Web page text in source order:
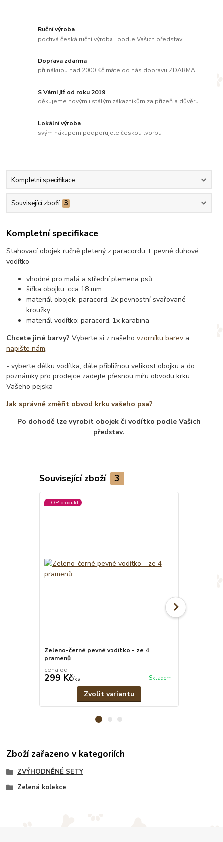
Ruční výroba
poctivá česká ruční výroba i podle Vašich představ
Doprava zdarma
při nákupu nad 2000 Kč máte od nás dopravu ZDARMA
S Vámi již od roku 2019
děkujeme novým i stálým zákazníkům za přízeň a důvěru
Lokální výroba
svým nákupem podporujete českou tvorbu
Kompletní specifikace
Související zboží 3
Kompletní specifikace
Stahovací obojek ručně pletený z paracordu + pevné duhové
vodítko
vhodné pro malá a střední plemena psů
šířka obojku: cca 18 mm
materiál obojek: paracord, 2x pevnostní svařované
kroužky
materiál vodítko: paracord, 1x karabina
Chcete jiné barvy? Vyberte si z našehovzorníku barev a
napište nám.
- vyberte délku vodítka, dále přibližnou velikost obojku a do
poznámky pro prodejce zadejte přesnou míru obvodu krku
Vašeho pejska
Jak správně změřit obvod krku vašeho psa?
Po dohodě lze vyrobit obojek či vodítko podle Vašich
představ.
Související zboží 3
TOP produkt
Zeleno-černé pevné vodítko - ze 4
pramenů
cena od
299 Kč/ks Skladem
Zvolit variantu
Zboží zařazeno v kategoriích
ZVÝHODNĚNÉ SETY
Zelená kolekce